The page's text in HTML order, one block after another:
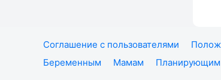
Соглашение с пользователями
Беременным
Мамам Планирующим